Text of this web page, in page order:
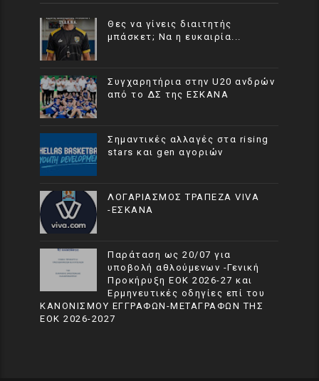
Θες να γίνεις διαιτητής
μπάσκετ; Να η ευκαιρία...
Συγχαρητήρια στην U20 ανδρών
από το ΔΣ της ΕΣΚΑΝΑ
Σημαντικές αλλαγές στα rising
stars και gen αγοριών
ΛΟΓΑΡΙΑΣΜΟΣ ΤΡΑΠΕΖΑ VIVA
-ΕΣΚΑΝΑ
Παράταση ως 20/07 για
υποβολή αθλούμενων -Γενική
Προκήρυξη ΕΟΚ 2026-27 και
Ερμηνευτικές οδηγίες επί του
ΚΑΝΟΝΙΣΜΟΥ ΕΓΓΡΑΦΩΝ-ΜΕΤΑΓΡΑΦΩΝ ΤΗΣ
ΕΟΚ 2026-2027